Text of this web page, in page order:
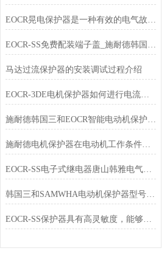
EOCR晃电保护器是一种有效的电气故障保护设备
EOCR-SS免费配装端子盖_施耐德韩国三和SAMWHA
马达过流保护器的安装调试过程介绍
EOCR-3DE电机保护器如何进行电流设定
施耐德韩国三和EOCR智能电动机保护器石油化工行业应用
施耐德电机保护器在电动机工作条件下有哪些选择？
EOCR-SS电子式继电器唐山韩雅电气专业销售
韩国三和SAMWHA电动机保护器型号大全
EOCR-SS保护器具有高灵敏度，能够及时检测到电流异常